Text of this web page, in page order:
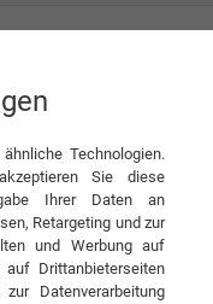
Technologien.
Sie diese
Ihrer Daten an
Retargeting und zur
und Werbung auf
Drittanbieterseiten
Datenverarbeitung